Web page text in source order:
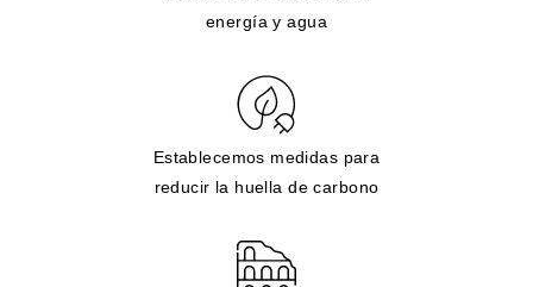
energía y agua
Establecemos medidas para
reducir la huella de carbono